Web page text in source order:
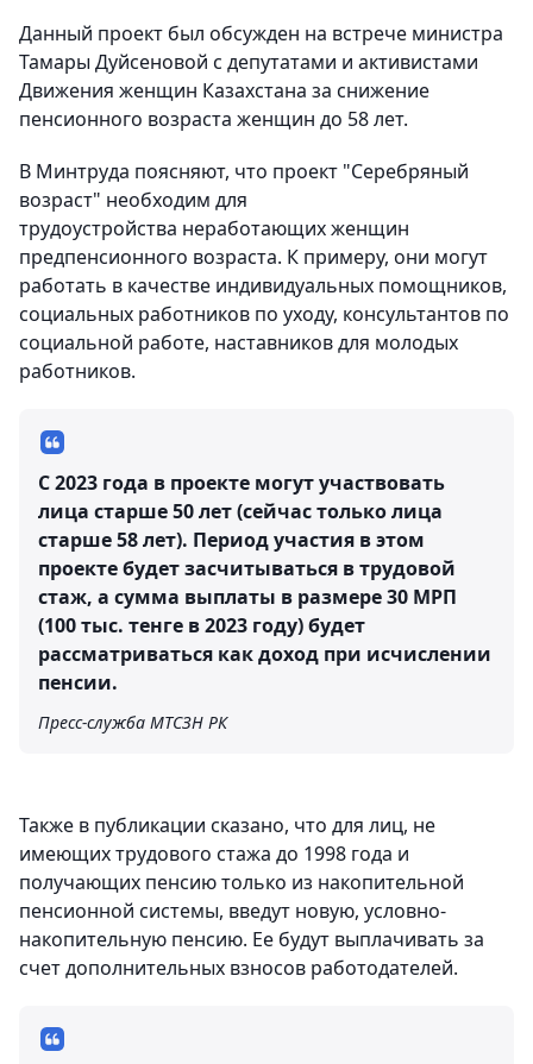
Данный проект был обсужден на встрече министра
Тамары Дуйсеновой с депутатами и активистами
Движения женщин Казахстана за снижение
пенсионного возраста женщин до 58 лет.
В Минтруда поясняют, что проект "Серебряный
возраст" необходим для
трудоустройства неработающих женщин
предпенсионного возраста. К примеру, они могут
работать в качестве индивидуальных помощников,
социальных работников по уходу, консультантов по
социальной работе, наставников для молодых
работников.
С 2023 года в проекте могут участвовать
лица старше 50 лет (сейчас только лица
старше 58 лет). Период участия в этом
проекте будет засчитываться в трудовой
стаж, а сумма выплаты в размере 30 МРП
(100 тыс. тенге в 2023 году) будет
рассматриваться как доход при исчислении
пенсии.
Пресс-служба МТСЗН РК
​Также в публикации сказано, что для лиц, не
имеющих трудового стажа до 1998 года и
получающих пенсию только из накопительной
пенсионной системы, введут новую, условно-
накопительную пенсию. Ее будут выплачивать за
счет дополнительных взносов работодателей.